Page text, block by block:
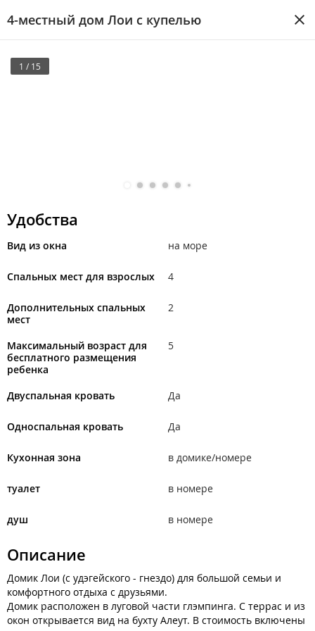
4-местный дом Лои с купелью
1 / 15
Удобства
Вид из окна на море
Спальных мест для взрослых 4
Дополнительных спальных
мест
2
Максимальный возраст для
бесплатного размещения
ребенка
5
Двуспальная кровать Да
Односпальная кровать Да
Кухонная зона в домике/номере
туалет в номере
душ в номере
Описание
Домик Лои (с удэгейского - гнездо) для большой семьи и
комфортного отдыха с друзьями.
Домик расположен в луговой части глэмпинга. С террас и из
окон открывается вид на бухту Алеут. В стоимость включены